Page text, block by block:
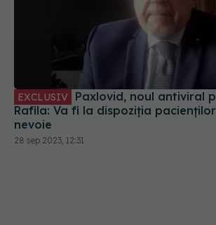
EXCLUSIV
Rafila: Va fi la dispoziția
nevoie
28 sep 2023, 12:31